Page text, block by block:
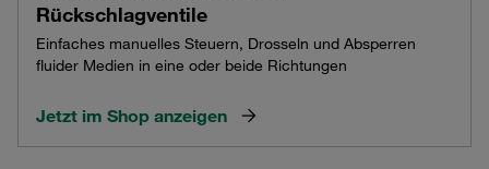
Rückschlagventile
Einfaches manuelles Steuern, Drosseln und Absperren
fluider Medien in eine oder beide Richtungen
Jetzt im Shop anzeigen